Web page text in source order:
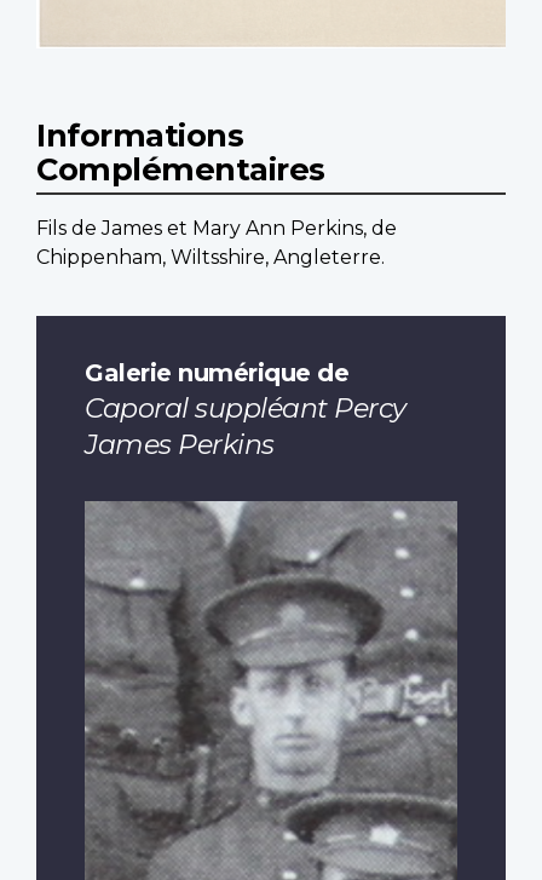
Informations
Complémentaires
Fils de James et Mary Ann Perkins, de
Chippenham, Wiltsshire, Angleterre.
Galerie numérique de
Caporal suppléant Percy
James Perkins